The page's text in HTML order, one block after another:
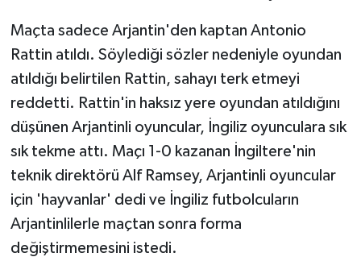
Maçta sadece Arjantin'den kaptan Antonio
Rattin atıldı. Söylediği sözler nedeniyle oyundan
atıldığı belirtilen Rattin, sahayı terk etmeyi
reddetti. Rattin'in haksız yere oyundan atıldığını
düşünen Arjantinli oyuncular, İngiliz oyunculara sık
sık tekme attı. Maçı 1-0 kazanan İngiltere'nin
teknik direktörü Alf Ramsey, Arjantinli oyuncular
için 'hayvanlar' dedi ve İngiliz futbolcuların
Arjantinlilerle maçtan sonra forma
değiştirmemesini istedi.